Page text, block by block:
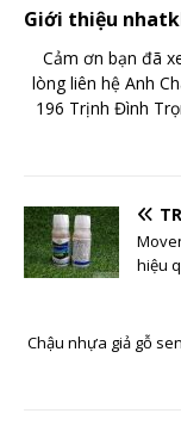
Giới thiệu
Cảm ơn bạn đã
lòng liên hệ Anh
196 Trịnh Đình
hiệu
Chậu nhựa giả gỗ